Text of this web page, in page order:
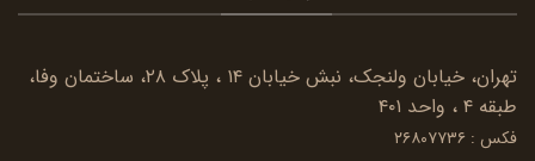
تهران، خیابان ولنجک، نبش خیابان ۱۴ ، پلاک ۲۸، ساختمان وفا،
طبقه ۴ ، واحد ۴۰۱
فکس : ۲۶۸۰۷۷۳۶